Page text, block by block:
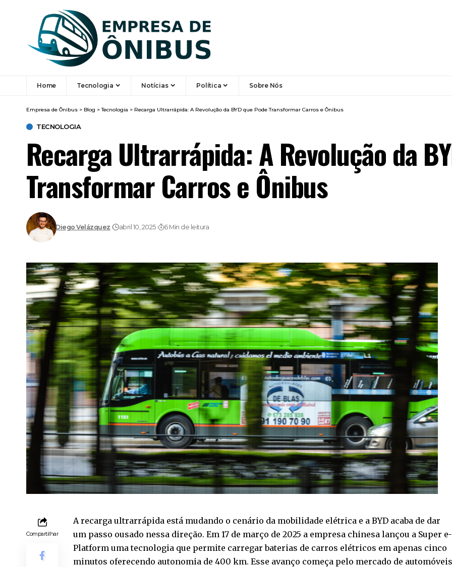
Home Tecnologia Notícias Política Sobre Nós
Empresa de Ônibus > Blog >Tecnologia > Recarga Ultrarrápida: A Revolução da BYD que Pode Transformar Carros e Ônibus
TECNOLOGIA
Recarga Ultrarrápida: A Revolução da
Transformar Carros e Ônibus
Diego Velázquez abril 10, 2025 6 Min de leitura
Compartilhar
A recarga ultrarrápida está mudando o cenário da mobilidade elétrica e a BYD acaba de dar
um passo ousado nessa direção. Em 17 de março de 2025 a empresa chinesa lançou a Super e-
Platform uma tecnologia que permite carregar baterias de carros elétricos em apenas cinco
minutos oferecendo autonomia de 400 km. Esse avanço começa pelo mercado de automóveis